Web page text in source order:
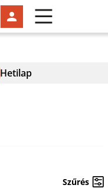
Hetilap
Szűrés